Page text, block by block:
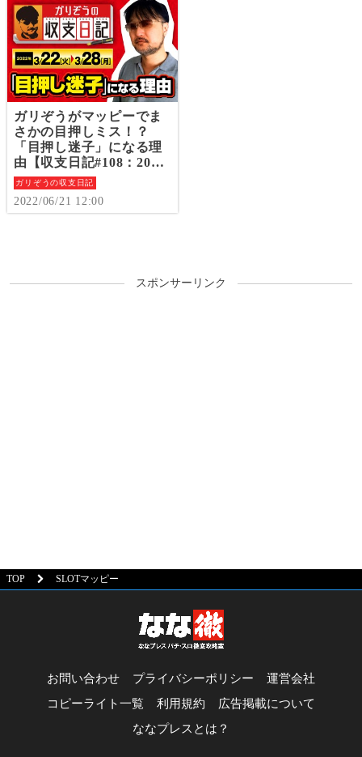
ガリぞうがマッピーでま
さかの目押しミス！？
「目押し迷子」になる理
由【収支日記#108：2022
年3月22日(火)～3月28日
(月)】
ガリぞうの収支日記
2022/06/21 12:00
スポンサーリンク
TOP SLOTマッピー
お問い合わせ プライバシーポリシー
運営会社
コピーライト一覧
利用規約
広告掲載について
ななプレスとは？